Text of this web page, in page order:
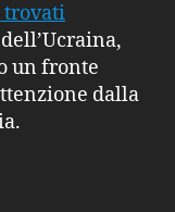
trovati
un fronte
dalla